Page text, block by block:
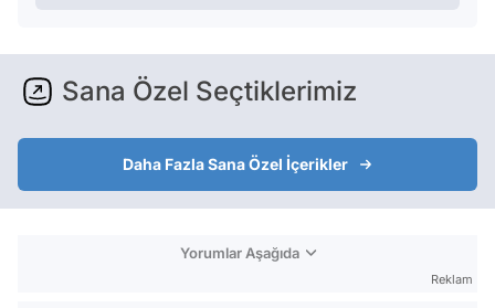
Sana Özel Seçtiklerimiz
Daha Fazla Sana Özel İçerikler
Yorumlar Aşağıda
Reklam